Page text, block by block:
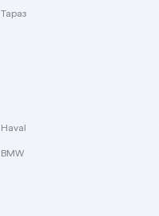
Тараз
Haval
BMW